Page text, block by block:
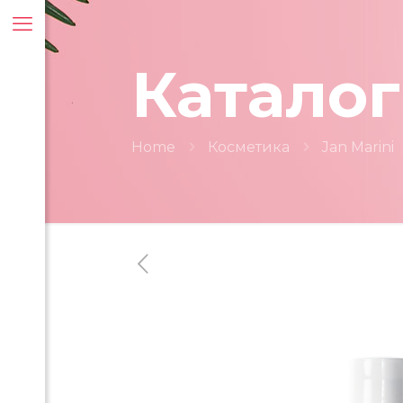
Каталог
Home Косметика Jan Marini